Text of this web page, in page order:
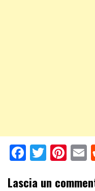
Facebook
Lascia un